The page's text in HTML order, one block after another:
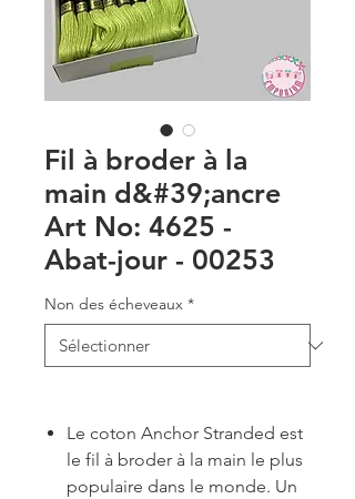
Fil à broder à la
main d&#39;ancre
Art No: 4625 -
Abat-jour - 00253
Non des écheveaux *
Le coton Anchor Stranded est
le fil à broder à la main le plus
populaire dans le monde. Un